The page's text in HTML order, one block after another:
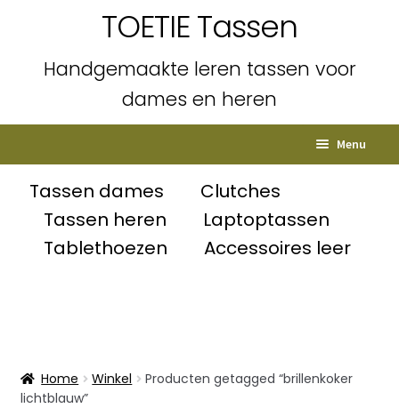
TOETIE Tassen
Handgemaakte leren tassen voor
dames en heren
navigatie
inhoud
Menu
Home
Mijn account
Tassen dames
Clutches
Tassen heren
Laptoptassen
Tablethoezen
Accessoires leer
Home Winkel
Producten getagged “brillenkoker
lichtblauw”